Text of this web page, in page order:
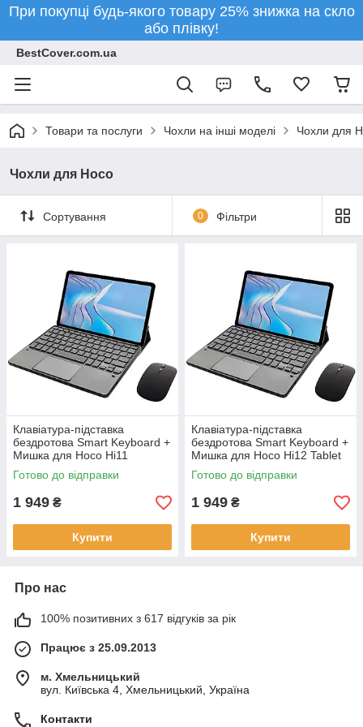
При покупці будь-якого товару 25% знижка на скло
або плівку!
BestCover.com.ua
Товари та послуги Чохли на інші моделі Чохли для
Чохли для Hoco
Сортування 0 Фільтри
Клавіатура-підставка
бездротова Smart Keyboard +
Мишка для Hoco Hi11
Ukr+Eng Black
Готово до відправки
1 949 ₴
Купити
Клавіатура-підставка
бездротова Smart Keyboard +
Мишка для Hoco Hi12 Tablet
PC Ukr+Eng Black
Готово до відправки
1 949 ₴
Купити
Про нас
100% позитивних з 617 відгуків за рік
Працює з 25.09.2013
м. Хмельницький
вул. Київська 4, Хмельницький, Україна
Контакти